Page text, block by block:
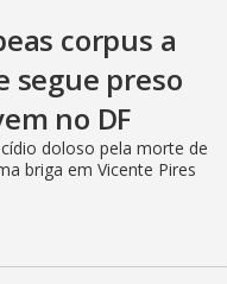
corpus a
segue preso
no DF
doloso pela morte de
briga em Vicente Pires